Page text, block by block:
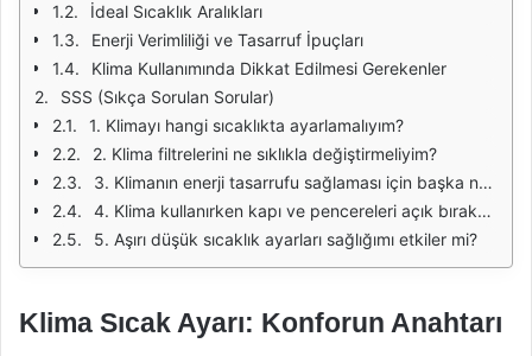
İdeal Sıcaklık Aralıkları
Enerji Verimliliği ve Tasarruf İpuçları
Klima Kullanımında Dikkat Edilmesi Gerekenler
SSS (Sıkça Sorulan Sorular)
1. Klimayı hangi sıcaklıkta ayarlamalıyım?
2. Klima filtrelerini ne sıklıkla değiştirmeliyim?
3. Klimanın enerji tasarrufu sağlaması için başka neler yapabilirim?
4. Klima kullanırken kapı ve pencereleri açık bırakabilir miyim?
5. Aşırı düşük sıcaklık ayarları sağlığımı etkiler mi?
Klima Sıcak Ayarı: Konforun Anahtarı